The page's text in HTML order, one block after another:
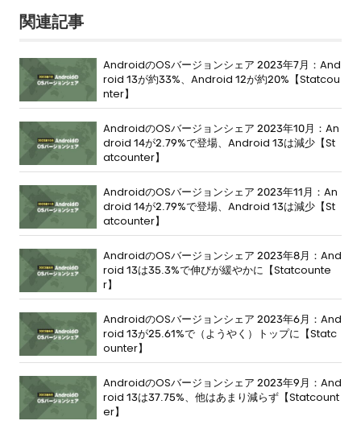
関連記事
AndroidのOSバージョンシェア 2023年7月：And
roid 13が約33%、Android 12が約20%【Statcou
nter】
AndroidのOSバージョンシェア 2023年10月：An
droid 14が2.79%で登場、Android 13は減少【St
atcounter】
AndroidのOSバージョンシェア 2023年11月：An
droid 14が2.79%で登場、Android 13は減少【St
atcounter】
AndroidのOSバージョンシェア 2023年8月：And
roid 13は35.3%で伸びが緩やかに【Statcounte
r】
AndroidのOSバージョンシェア 2023年6月：And
roid 13が25.61%で（ようやく）トップに【Statc
ounter】
AndroidのOSバージョンシェア 2023年9月：And
roid 13は37.75%、他はあまり減らず【Statcount
er】